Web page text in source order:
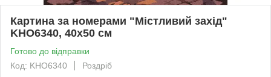
Картина за номерами "Містливий захід"
KHO6340, 40х50 см
Готово до відправки
Код: KHO6340
Роздріб